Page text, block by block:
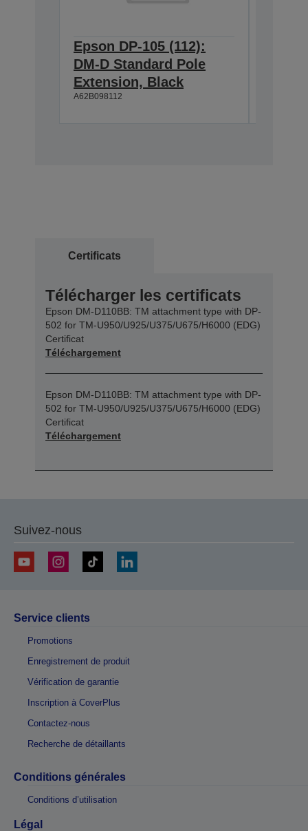
Epson DP-105 (112):
DM-D Standard Pole
Extension, Black
A62B098112
Certificats
Télécharger les certificats
Epson DM-D110BB: TM attachment type with DP-
502 for TM-U950/U925/U375/U675/H6000 (EDG)
Certificat
Téléchargement
Epson DM-D110BB: TM attachment type with DP-
502 for TM-U950/U925/U375/U675/H6000 (EDG)
Certificat
Téléchargement
Suivez-nous
Service clients
Promotions
Enregistrement de produit
Vérification de garantie
Inscription à CoverPlus
Contactez-nous
Recherche de détaillants
Conditions générales
Conditions d’utilisation
Légal